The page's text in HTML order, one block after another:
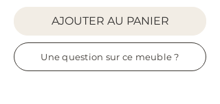
AJOUTER AU PANIER
Une question sur ce meuble ?